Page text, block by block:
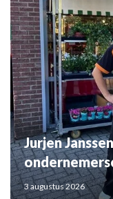
Jurjen
3 augustus 2026